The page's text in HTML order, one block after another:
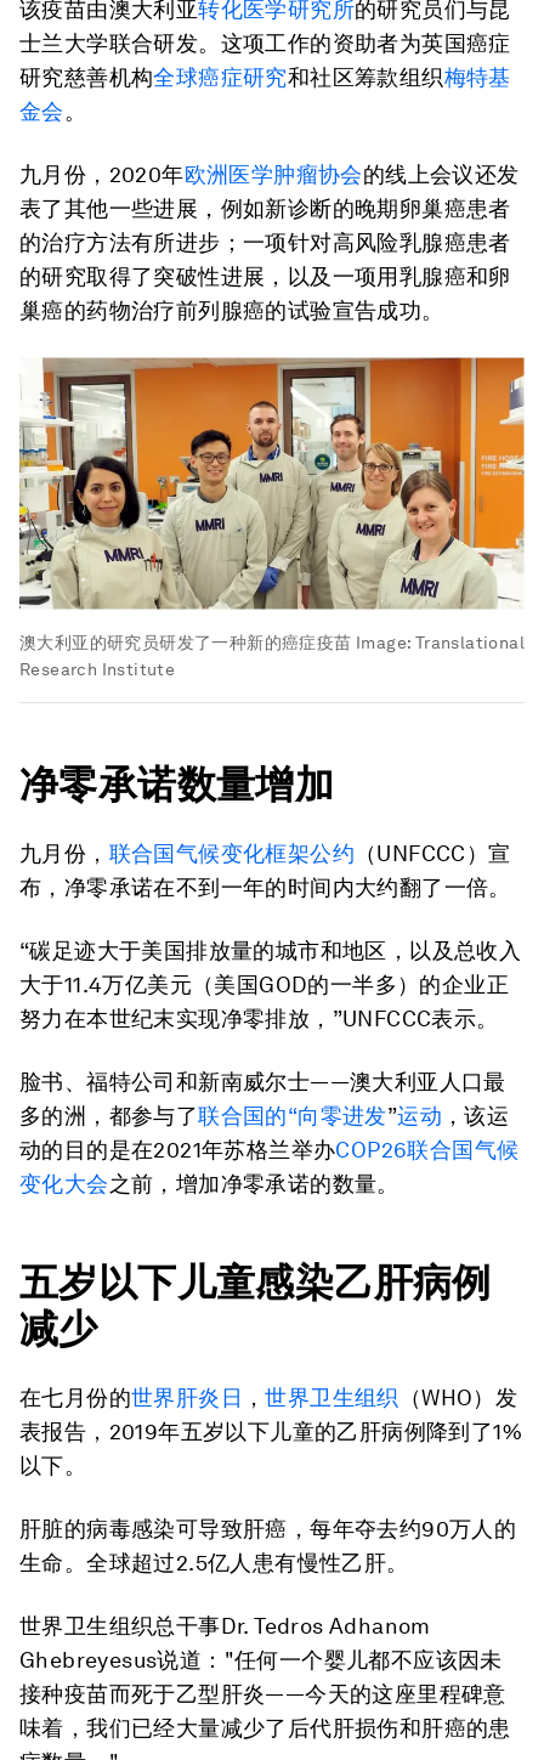
该疫苗由澳大利亚转化医学研究所的研究员们与昆
士兰大学联合研发。这项工作的资助者为英国癌症
研究慈善机构全球癌症研究和社区筹款组织梅特基
金会。
九月份，2020年欧洲医学肿瘤协会的线上会议还发
表了其他一些进展，例如新诊断的晚期卵巢癌患者
的治疗方法有所进步；一项针对高风险乳腺癌患者
的研究取得了突破性进展，以及一项用乳腺癌和卵
巢癌的药物治疗前列腺癌的试验宣告成功。
澳大利亚的研究员研发了一种新的癌症疫苗 Image: Translational
Research Institute
净零承诺数量增加
九月份， 联合国气候变化框架公约 （UNFCCC）宣
布，净零承诺在不到一年的时间内大约翻了一倍。
“碳足迹大于美国排放量的城市和地区，以及总收入
大于11.4万亿美元（美国GOD的一半多）的企业正
努力在本世纪末实现净零排放，”UNFCCC表示。
脸书、福特公司和新南威尔士——澳大利亚人口最
多的洲，都参与了联合国的“向零进发”运动 ，该运
动的目的是在2021年苏格兰举办COP26联合国气候
变化大会之前，增加净零承诺的数量。
五岁以下儿童感染乙肝病例
减少
在七月份的世界肝炎日 ，世界卫生组织 （WHO）发
表报告，2019年五岁以下儿童的乙肝病例降到了1%
以下。
肝脏的病毒感染可导致肝癌，每年夺去约90万人的
生命。全球超过2.5亿人患有慢性乙肝。
世界卫生组织总干事Dr. Tedros Adhanom
Ghebreyesus说道："任何一个婴儿都不应该因未
接种疫苗而死于乙型肝炎——今天的这座里程碑意
味着，我们已经大量减少了后代肝损伤和肝癌的患